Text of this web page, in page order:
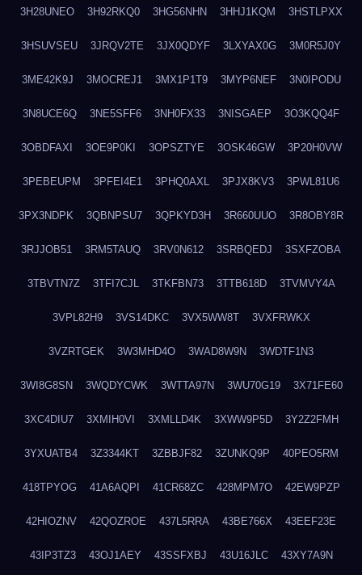
3H28UNEO 3H92RKQ0 3HG56NHN 3HHJ1KQM 3HSTLPXX
3HSUVSEU 3JRQV2TE 3JX0QDYF 3LXYAX0G 3M0R5J0Y
3ME42K9J 3MOCREJ1 3MX1P1T9 3MYP6NEF 3N0IPODU
3N8UCE6Q 3NE5SFF6 3NH0FX33 3NISGAEP 3O3KQQ4F
3OBDFAXI 3OE9P0KI 3OPSZTYE 3OSK46GW 3P20H0VW
3PEBEUPM 3PFEI4E1 3PHQ0AXL 3PJX8KV3 3PWL81U6
3PX3NDPK 3QBNPSU7 3QPKYD3H 3R660UUO 3R8OBY8R
3RJJOB51 3RM5TAUQ 3RV0N612 3SRBQEDJ 3SXFZOBA
3TBVTN7Z 3TFI7CJL 3TKFBN73 3TTB618D 3TVMVY4A
3VPL82H9 3VS14DKC 3VX5WW8T 3VXFRWKX
3VZRTGEK 3W3MHD4O 3WAD8W9N 3WDTF1N3
3WI8G8SN 3WQDYCWK 3WTTA97N 3WU70G19 3X71FE60
3XC4DIU7 3XMIH0VI 3XMLLD4K 3XWW9P5D 3Y2Z2FMH
3YXUATB4 3Z3344KT 3ZBBJF82 3ZUNKQ9P 40PEO5RM
418TPYOG 41A6AQPI 41CR68ZC 428MPM7O 42EW9PZP
42HIOZNV 42QOZROE 437L5RRA 43BE766X 43EEF23E
43IP3TZ3 43OJ1AEY 43SSFXBJ 43U16JLC 43XY7A9N